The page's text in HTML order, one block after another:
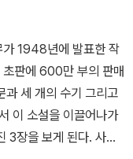
구절이 있습니다. 우
게 공감하기엔 꽤나 이
구절들이 그의 마음
요조의 의식과 자아
짐에 대한 강박이었습
즘만한 특효약이 없겠
였다.오바 요조와 육체
코와 친밀한 관계를 형
무는 1949년 6월 13일
상을 떠났다.
지의 만화 인간실격도
까 궁금했다. 다자이
담고 있을지 읽어보아
일기는 거북하다. 이
다. 죽어가는 인간에
있는 어둡고 침침하고
이야기하고 있다. 지
같은 어두움이 세상을
못한다. 이 사회가 병들
서평단
가 1948년에 발표한 작
초판에 600만 부의 판매
과 세 개의 수기 그리고
이 소설을 이끌어나가
3장을 보게 된다. 사진